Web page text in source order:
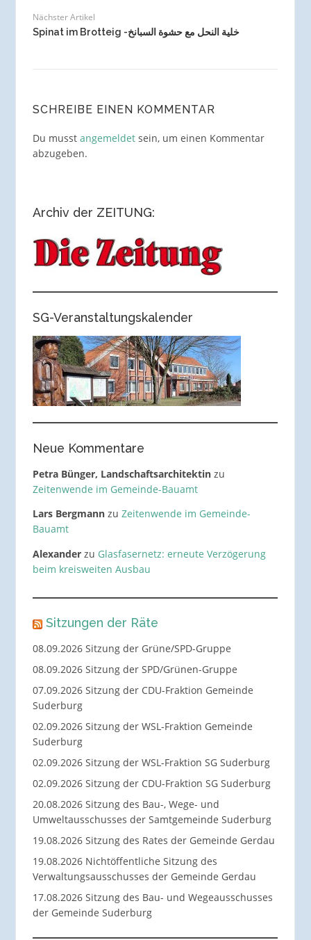
Nächster Artikel
Spinat im Brotteig -خلية النحل مع حشوة السبانخ
SCHREIBE EINEN KOMMENTAR
Du musst angemeldetsein, um einen Kommentar
abzugeben.
Archiv der ZEITUNG:
SG-Veranstaltungskalender
Neue Kommentare
Petra Bünger, Landschaftsarchitektinzu
Zeitenwende im Gemeinde-Bauamt
Lars Bergmannzu Zeitenwende im Gemeinde-
Bauamt
Alexanderzu Glasfasernetz: erneute Verzögerung
beim kreisweiten Ausbau
Sitzungen der Räte
08.09.2026 Sitzung der Grüne/SPD-Gruppe
08.09.2026 Sitzung der SPD/Grünen-Gruppe
07.09.2026 Sitzung der CDU-Fraktion Gemeinde
Suderburg
02.09.2026 Sitzung der WSL-Fraktion Gemeinde
Suderburg
02.09.2026 Sitzung der WSL-Fraktion SG Suderburg
02.09.2026 Sitzung der CDU-Fraktion SG Suderburg
20.08.2026 Sitzung des Bau-, Wege- und
Umweltausschusses der Samtgemeinde Suderburg
19.08.2026 Sitzung des Rates der Gemeinde Gerdau
19.08.2026 Nichtöffentliche Sitzung des
Verwaltungsausschusses der Gemeinde Gerdau
17.08.2026 Sitzung des Bau- und Wegeausschusses
der Gemeinde Suderburg